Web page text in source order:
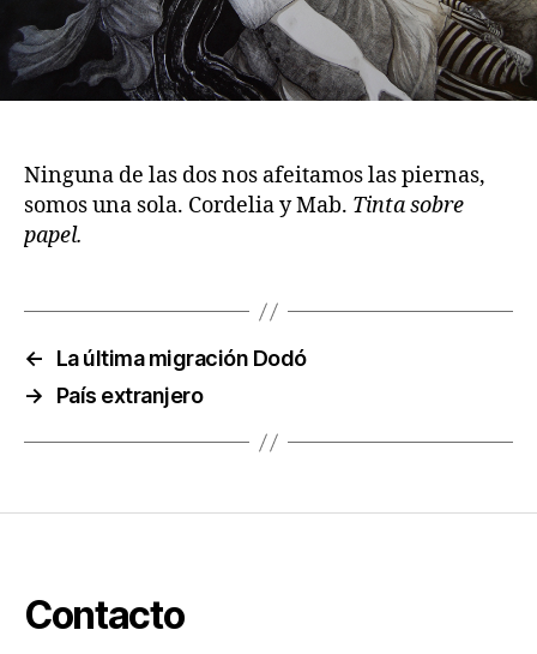
Ninguna de las dos nos afeitamos las piernas,
somos una sola. Cordelia y Mab. Tinta sobre
papel.
←
La última migración Dodó
→
País extranjero
Contacto